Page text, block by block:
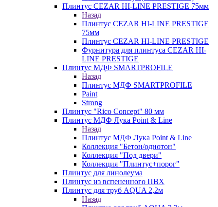
Плинтус CEZAR HI-LINE PRESTIGE 75мм
Назад
Плинтус CEZAR HI-LINE PRESTIGE
75мм
Плинтус CEZAR HI-LINE PRESTIGE
Фурнитура для плинтуса CEZAR HI-
LINE PRESTIGE
Плинтус МДФ SMARTPROFILE
Назад
Плинтус МДФ SMARTPROFILE
Paint
Strong
Плинтус "Rico Concept" 80 мм
Плинтус МДФ Лука Point & Line
Назад
Плинтус МДФ Лука Point & Line
Коллекция "Бетон/однотон"
Коллекция "Под двери"
Коллекция "Плинтус+порог"
Плинтус для линолеума
Плинтус из вспененного ПВХ
Плинтус для труб AQUA 2,2м
Назад